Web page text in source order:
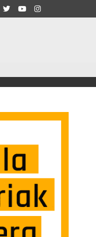
GREBA OROKORREAN